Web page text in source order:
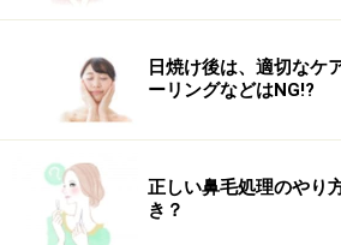
上がる即効性も魅力。未来のシミ
使い続けることで5年後の肌が楽し
■DATA
SK-II ジェノプティクス スポット エ
30ml 10,500円（税抜）・50ml
＜編集部調べ＞
日焼け後は、適切なケ
ーリングなどはNG!?
正しい鼻毛処理のやり
き？